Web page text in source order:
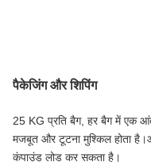
पैकेजिंग और शिपिंग
25 KG प्रति बैग, हर बैग में एक
मजबूत और टूटना मुश्किल होता
कंपाउंड लोड कर सकता है।